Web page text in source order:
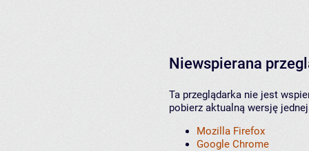
Niewspierana
Ta przeglądarka nie jest
pobierz aktualną wersję
Mozilla Firefox
Google Chrome